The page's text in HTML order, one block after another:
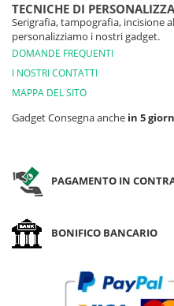
TECNICHE DI
Serigrafia, tampografia, incisione
personalizziamo i nostri gadget.
DOMANDE FREQUENTI
I NOSTRI CONTATTI
MAPPA DEL SITO
Gadget Consegna anche in 5
PAGAMENTO IN
BONIFICO BANCARIO